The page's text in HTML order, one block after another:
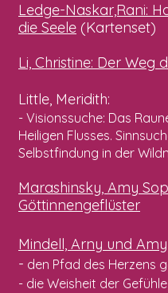
Ledge-Naskar,Rani:
die Seele (Kartenset)
Li, Christine: Der Weg
Little, Meridith:
- Visionssuche: Das
Heiligen Flusses.
Selbstfindung in der
Marashinsky, Amy
Göttinnengeflüster
Mindell, Arny und Amy
- den Pfad des Herzens
- die Weisheit der